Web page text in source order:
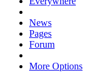
News
Pages
Forum
More Options